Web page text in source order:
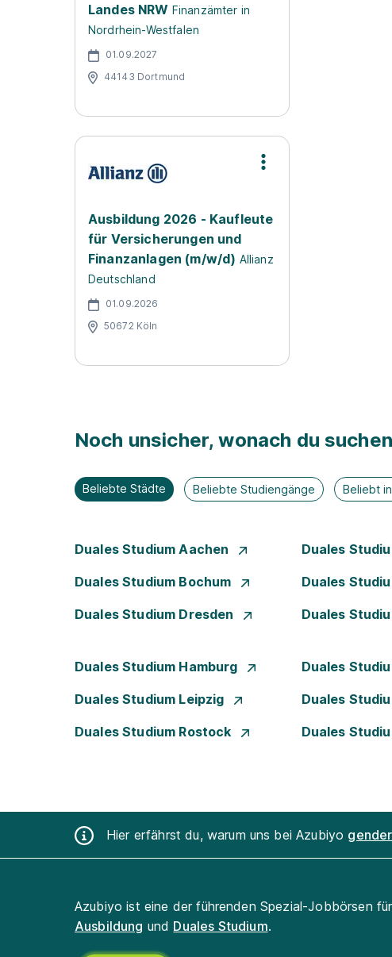
Landes NRW Finanzämter in
Nordrhein-Westfalen
01.09.2027
44143 Dortmund
Ausbildung 2026 - Kaufleute
für Versicherungen und
Finanzanlagen (m/w/d) Allianz
Deutschland
01.09.2026
50672 Köln
Noch unsicher, wonach du
Beliebte Städte Beliebte Studiengänge Beliebt
Duales Studium Aachen Duales
Duales Studium Bochum Duales
Duales Studium Dresden Duales
Duales Studium Hamburg Duales
Duales Studium Leipzig Duales
Duales Studium Rostock Duales
Hier erfährst du, warum uns bei Azubiyo
Azubiyo ist eine der führenden Spezial-Jobbörsen für
Ausbildung und Duales Studium.